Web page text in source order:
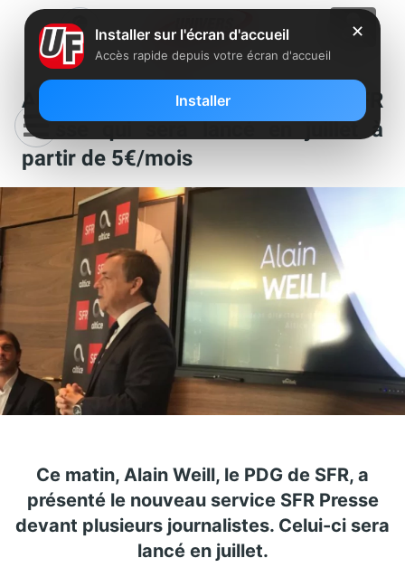
Alain Weill présente le nouveau SFR
Presse qui sera lancé en juillet à
partir de 5€/mois
Ce matin, Alain Weill, le PDG de SFR, a
présenté le nouveau service SFR Presse
devant plusieurs journalistes. Celui-ci sera
lancé en juillet.
✕
Installer sur l'écran d'accueil
Accès rapide depuis votre écran d'accueil
Installer